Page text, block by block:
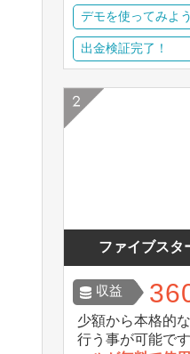
デモを使ってみよ
出金検証完了！
ファイブスタ
収益
少額から本格的
行う事が可能です